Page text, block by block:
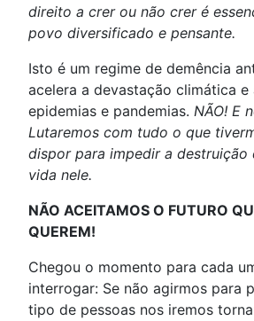
direito a crer ou não crer é
povo diversificado e pensante.
Isto é um regime de demência
acelera a devastação climática e
epidemias e pandemias. NÃO! E
Lutaremos com tudo o que
dispor para impedir a destruição
vida nele.
NÃO ACEITAMOS O FUTURO
QUEREM!
Chegou o momento para cada
interrogar: Se não agirmos para
tipo de pessoas nos iremos